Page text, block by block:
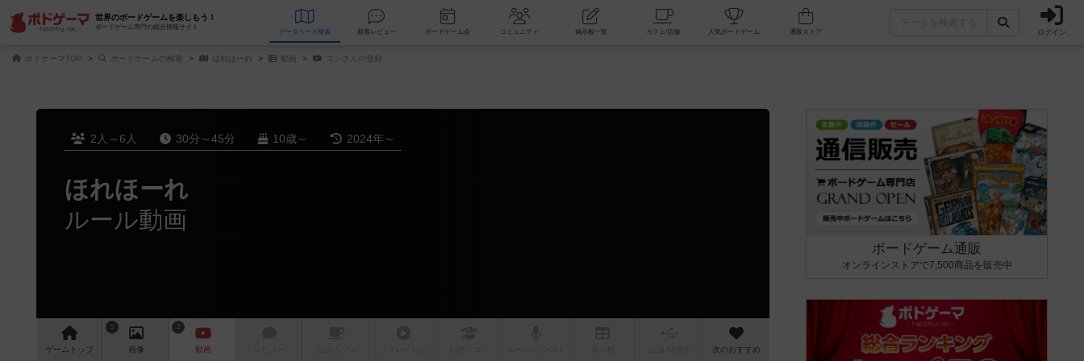
世界のボードゲームを楽しもう！
ボードゲーム専門の総合情報サイト
データベース 検索 新着レビュー ボードゲーム会 コミュニティ 掲示板一覧 カフェ/店舗 人気ボードゲーム ログイン
ボドゲーマTOP ボードゲームの検索 ほれほーれ 動画 ゴンさんの登録
2人～6人 30分～45分 10歳～ 2024年～
ほれほーれ
ルール動画
ゲーム トップ
5
画像
2
動画 次のおすすめ
ボードゲーム通販
オンラインストアで7,500商品を販売中